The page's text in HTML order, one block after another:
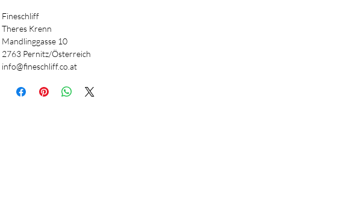
Fineschliff
Theres Krenn
Mandlinggasse 10
2763 Pernitz/Österreich
info@fineschliff.co.at